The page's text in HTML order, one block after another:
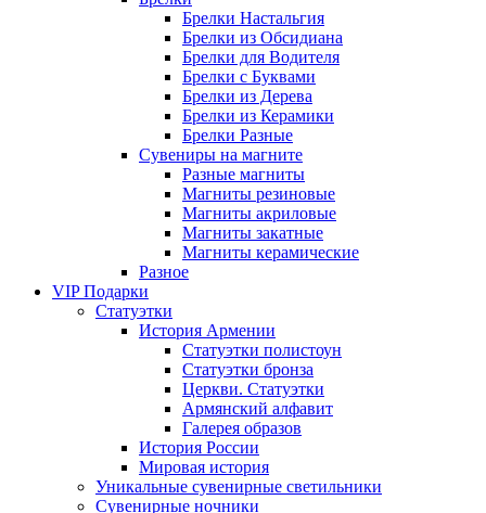
Брелки Настальгия
Брелки из Обсидиана
Брелки для Водителя
Брелки с Буквами
Брелки из Дерева
Брелки из Керамики
Брелки Разные
Сувениры на магните
Разные магниты
Магниты резиновые
Магниты акриловые
Магниты закатные
Магниты керамические
Разное
VIP Подарки
Статуэтки
История Армении
Статуэтки полистоун
Статуэтки бронза
Церкви. Статуэтки
Армянский алфавит
Галерея образов
История России
Мировая история
Уникальные сувенирные светильники
Сувенирные ночники